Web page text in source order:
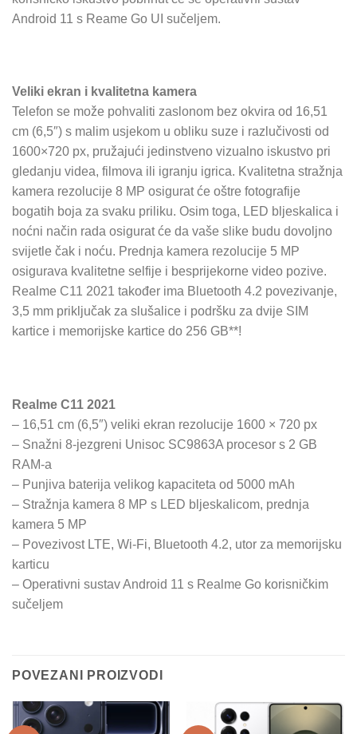
Android 11 s Reame Go UI sučeljem.
Veliki ekran i kvalitetna kamera
Telefon se može pohvaliti zaslonom bez okvira od 16,51
cm (6,5″) s malim usjekom u obliku suze i razlučivosti od
1600×720 px, pružajući jedinstveno vizualno iskustvo pri
gledanju videa, filmova ili igranju igrica. Kvalitetna stražnja
kamera rezolucije 8 MP osigurat će oštre fotografije
bogatih boja za svaku priliku. Osim toga, LED bljeskalica i
noćni način rada osigurat će da vaše slike budu dovoljno
svijetle čak i noću. Prednja kamera rezolucije 5 MP
osigurava kvalitetne selfije i besprijekorne video pozive.
Realme C11 2021 također ima Bluetooth 4.2 povezivanje,
3,5 mm priključak za slušalice i podršku za dvije SIM
kartice i memorijske kartice do 256 GB**!
Realme C11 2021
– 16,51 cm (6,5″) veliki ekran rezolucije 1600 × 720 px
– Snažni 8-jezgreni Unisoc SC9863A procesor s 2 GB
RAM-a
– Punjiva baterija velikog kapaciteta od 5000 mAh
– Stražnja kamera 8 MP s LED bljeskalicom, prednja
kamera 5 MP
– Povezivost LTE, Wi-Fi, Bluetooth 4.2, utor za memorijsku
karticu
– Operativni sustav Android 11 s Realme Go korisničkim
sučeljem
POVEZANI PROIZVODI